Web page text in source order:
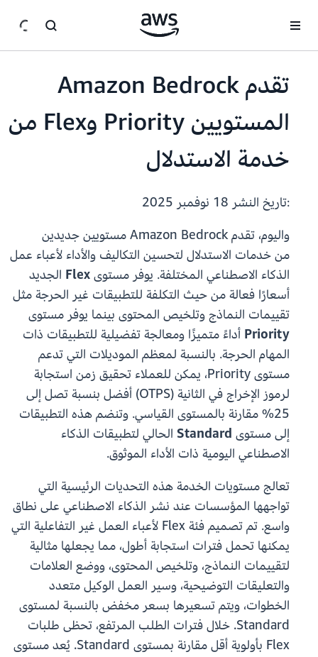
تقدم Amazon Bedrock
المستويين Priority وFlex من
خدمة الاستدلال
:تاريخ النشر
واليوم، تقدم Amazon Bedrock مستويين جديدين
من خدمات الاستدلال لتحسين التكاليف والأداء لأعباء عمل
الذكاء الاصطناعي المختلفة. يوفر مستوىFlex الجديد
أسعارًا فعالة من حيث التكلفة للتطبيقات غير الحرجة مثل
تقييمات النماذج وتلخيص المحتوى بينما يوفر مستوى
Priority أداءً متميزًا ومعالجة تفضيلية للتطبيقات ذات
المهام الحرجة. بالنسبة لمعظم الموديلات التي تدعم
مستوى Priority، يمكن للعملاء تحقيق زمن استجابة
لرموز الإخراج في الثانية (OTPS) أفضل بنسبة تصل إلى
25% مقارنة بالمستوى القياسي. وتنضم هذه التطبيقات
إلى مستوى Standard الحالي لتطبيقات الذكاء
الاصطناعي اليومية ذات الأداء الموثوق.
تعالج مستويات الخدمة هذه التحديات الرئيسية التي
تواجهها المؤسسات عند نشر الذكاء الاصطناعي على نطاق
واسع. تم تصميم فئة Flex لأعباء العمل غير التفاعلية التي
يمكنها تحمل فترات استجابة أطول، مما يجعلها مثالية
لتقييمات النماذج، وتلخيص المحتوى، ووضع العلامات
والتعليقات التوضيحية، وسير العمل الوكيل متعدد
الخطوات، ويتم تسعيرها بسعر مخفض بالنسبة لمستوى
Standard. خلال فترات الطلب المرتفع، تحظى طلبات
Flex بأولوية أقل مقارنة بمستوى Standard. يُعد مستوى